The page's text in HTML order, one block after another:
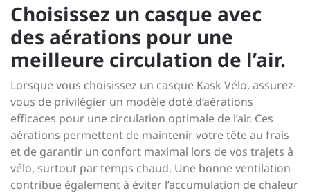
Choisissez un casque avec
des aérations pour une
meilleure circulation de l’air.
Lorsque vous choisissez un casque Kask Vélo, assurez-
vous de privilégier un modèle doté d’aérations
efficaces pour une circulation optimale de l’air. Ces
aérations permettent de maintenir votre tête au frais
et de garantir un confort maximal lors de vos trajets à
vélo, surtout par temps chaud. Une bonne ventilation
contribue également à éviter l’accumulation de chaleur